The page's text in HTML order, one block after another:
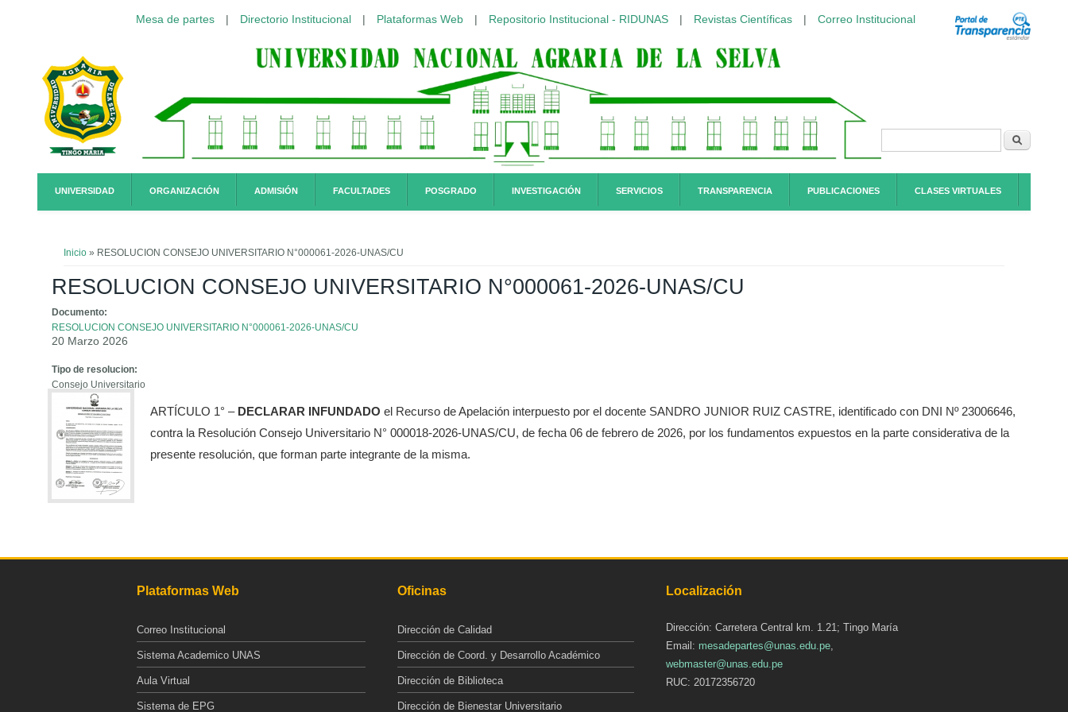
Mesa de partes | Directorio Institucional | Plataformas Web | Repositorio Institucional - RIDUNAS | Revistas Científicas | Correo Institucional
Formulario de
UNIVERSIDAD ORGANIZACIÓN ADMISIÓN FACULTADES POSGRADO INVESTIGACIÓN SERVICIOS TRANSPARENCIA PUBLICACIONES CLASES VIRTUALES
Inicio » RESOLUCION CONSEJO UNIVERSITARIO N°000061-2026-UNAS/CU
RESOLUCION CONSEJO UNIVERSITARIO N°000061-2026-UNAS/CU
Documento:
RESOLUCION CONSEJO UNIVERSITARIO N°000061-2026-UNAS/CU
20 Marzo 2026
Tipo de resolucion:
Consejo Universitario
ARTÍCULO 1° – DECLARAR INFUNDADO el Recurso de Apelación interpuesto por el docente SANDRO JUNIOR RUIZ CASTRE, identificado con DNI Nº 23006646,
contra la Resolución Consejo Universitario N° 000018-2026-UNAS/CU, de fecha 06 de febrero de 2026, por los fundamentos expuestos en la parte considerativa de la
presente resolución, que forman parte integrante de la misma.
Plataformas Web
Correo Institucional
Sistema Academico UNAS
Aula Virtual
Sistema de EPG
Oficinas
Dirección de Calidad
Dirección de Coord. y Desarrollo Académico
Dirección de Biblioteca
Dirección de Bienestar Universitario
Localización
Dirección: Carretera Central km. 1.21; Tingo María
Email: mesadepartes@unas.edu.pe,
webmaster@unas.edu.pe
RUC: 20172356720